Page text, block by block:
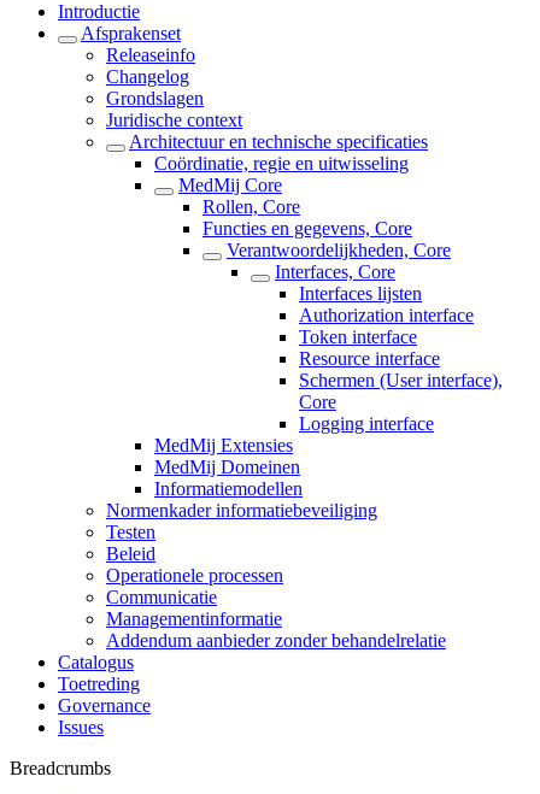
Introductie
Afsprakenset
Releaseinfo
Changelog
Grondslagen
Juridische context
Architectuur en technische specificaties
Coördinatie, regie en uitwisseling
MedMij Core
Rollen, Core
Functies en gegevens, Core
Verantwoordelijkheden, Core
Interfaces, Core
Interfaces lijsten
Authorization interface
Token interface
Resource interface
Schermen (User interface),
Core
Logging interface
MedMij Extensies
MedMij Domeinen
Informatiemodellen
Normenkader informatiebeveiliging
Testen
Beleid
Operationele processen
Communicatie
Managementinformatie
Addendum aanbieder zonder behandelrelatie
Catalogus
Toetreding
Governance
Issues
Breadcrumbs